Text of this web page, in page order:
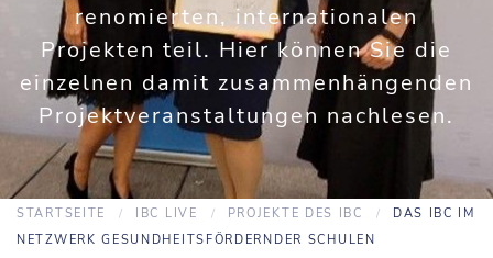
renomierten, internationalen
Projekten teil. Hier können Sie die
einzelnen damit zusammenhängenden
Projektveranstaltungen nachlesen.
STARTSEITE IBC LIVE PROJEKTE DES IBC
DAS IBC IM
NETZWERK GESUNDHEITSFÖRDERNDER SCHULEN